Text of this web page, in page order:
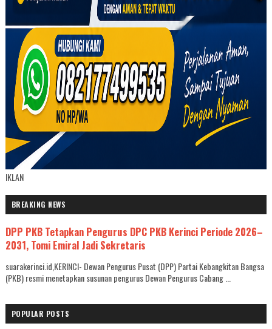
IKLAN
BREAKING NEWS
DPP PKB Tetapkan Pengurus DPC PKB Kerinci Periode 2026–
2031, Tomi Emiral Jadi Sekretaris
suarakerinci.id,KERINCI- Dewan Pengurus Pusat (DPP) Partai Kebangkitan Bangsa
(PKB) resmi menetapkan susunan pengurus Dewan Pengurus Cabang ...
POPULAR POSTS